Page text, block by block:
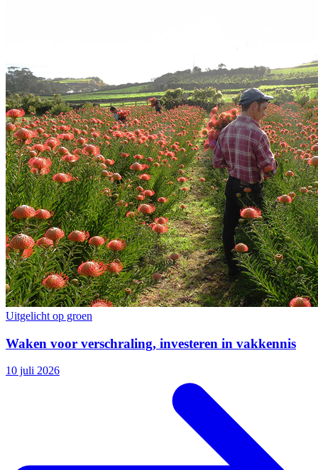
Uitgelicht op groen
Waken voor verschraling, investeren in vakkennis
10 juli 2026